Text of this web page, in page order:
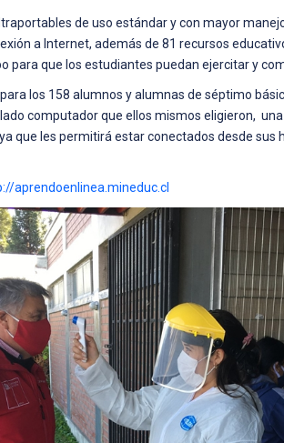
de uso estándar y con mayor
a Internet, además de 81 recursos
para que los estudiantes puedan ejercitar y
los 158 alumnos y alumnas de séptimo
computador que ellos mismos eligieron,
que les permitirá estar conectados desde sus
aprendoenlinea.mineduc.cl